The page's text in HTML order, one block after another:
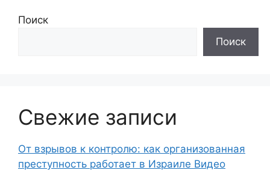
Поиск
Поиск
Свежие записи
От взрывов к контролю: как организованная
преступность работает в Израиле Видео